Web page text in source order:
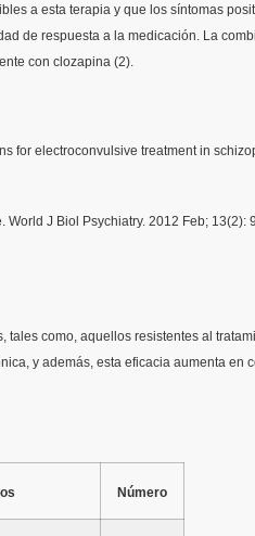
a esta terapia y que los síntomas
de respuesta a la medicación. La
con clozapina (2).
for electroconvulsive treatment in
J Biol Psychiatry. 2012 Feb;
como, aquellos resistentes al
y además, esta eficacia aumenta en
Número